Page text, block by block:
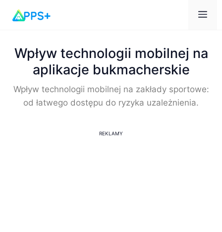
Wpływ technologii mobilnej na
aplikacje bukmacherskie
Wpływ technologii mobilnej na zakłady sportowe:
od łatwego dostępu do ryzyka uzależnienia.
REKLAMY